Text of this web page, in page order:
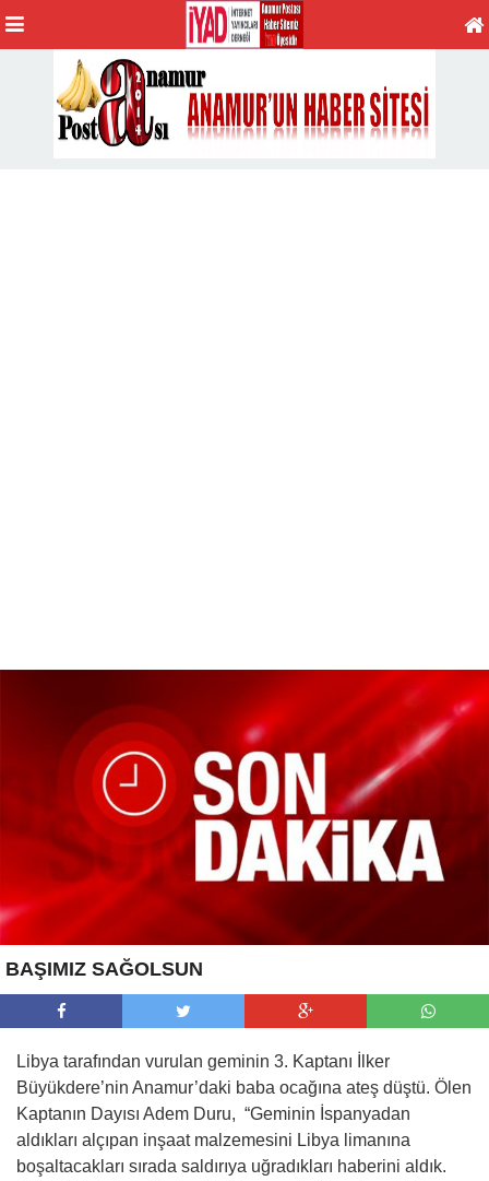
BAŞIMIZ SAĞOLSUN
Libya tarafından vurulan geminin 3. Kaptanı İlker
Büyükdere’nin Anamur’daki baba ocağına ateş düştü. Ölen
Kaptanın Dayısı Adem Duru, “Geminin İspanyadan
aldıkları alçıpan inşaat malzemesini Libya limanına
boşaltacakları sırada saldırıya uğradıkları haberini aldık.